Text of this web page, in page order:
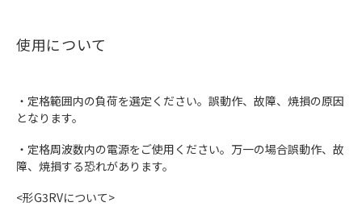
使用について
・定格範囲内の負荷を選定ください。誤動作、故障、焼損の原因
となります。
・定格周波数内の電源をご使用ください。万一の場合誤動作、故
障、焼損する恐れがあります。
<形G3RVについて>